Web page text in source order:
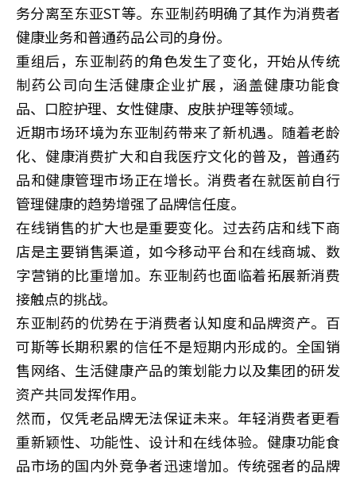
务分离至东亚ST等。东亚制药明确了其作为消费者
健康业务和普通药品公司的身份。
重组后，东亚制药的角色发生了变化，开始从传统
制药公司向生活健康企业扩展，涵盖健康功能食
品、口腔护理、女性健康、皮肤护理等领域。
近期市场环境为东亚制药带来了新机遇。随着老龄
化、健康消费扩大和自我医疗文化的普及，普通药
品和健康管理市场正在增长。消费者在就医前自行
管理健康的趋势增强了品牌信任度。
在线销售的扩大也是重要变化。过去药店和线下商
店是主要销售渠道，如今移动平台和在线商城、数
字营销的比重增加。东亚制药也面临着拓展新消费
接触点的挑战。
东亚制药的优势在于消费者认知度和品牌资产。百
可斯等长期积累的信任不是短期内形成的。全国销
售网络、生活健康产品的策划能力以及集团的研发
资产共同发挥作用。
然而，仅凭老品牌无法保证未来。年轻消费者更看
重新颖性、功能性、设计和在线体验。健康功能食
品市场的国内外竞争者迅速增加。传统强者的品牌